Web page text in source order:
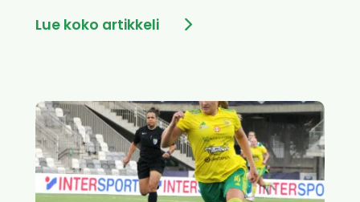
Lue koko artikkeli